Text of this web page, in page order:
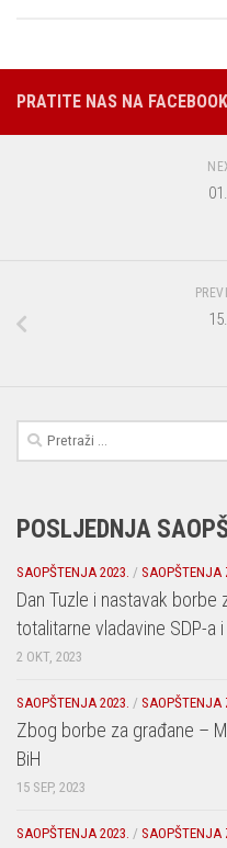
PRATITE NAS NA
Pretraga:
POSLJEDNJA
SAOPŠTENJA 2023. / SAOPŠTENJA
Dan Tuzle i nastavak borbe
totalitarne vladavine SDP-a
2 OKT, 2023
SAOPŠTENJA 2023. / SAOPŠTENJA
Zbog borbe za građane –
BiH
15 SEP, 2023
SAOPŠTENJA 2023. / SAOPŠTENJA